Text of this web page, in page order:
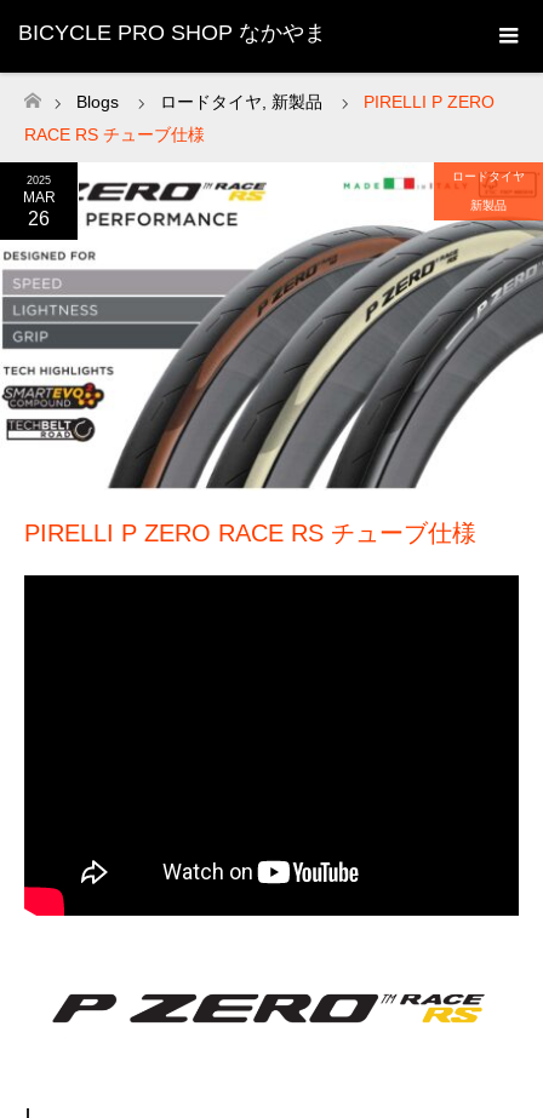
BICYCLE PRO SHOP なかやま
ホーム
Blogs ロードタイヤ 新製品
PIRELLI P ZERO
RACE RS チューブ仕様
2025
MAR
26
ロードタイヤ
新製品
PIRELLI P ZERO RACE RS チューブ仕様